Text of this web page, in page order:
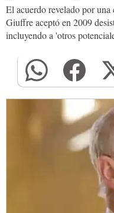
El acuerdo revelado por
Giuffre aceptó en 2009
incluyendo a 'otros